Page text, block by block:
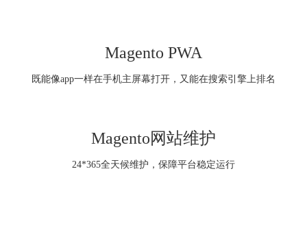
Magento PWA
既能像app一样在手机主屏幕打开，又能在搜索引擎上排名
Magento网站维护
24*365全天候维护，保障平台稳定运行